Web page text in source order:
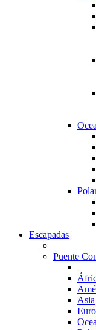
Escapadas
Puente
Asia